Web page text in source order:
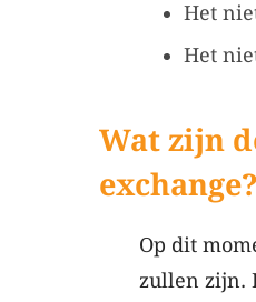
Het
Het
Wat zijn
exchange?
Op dit
zullen zijn.